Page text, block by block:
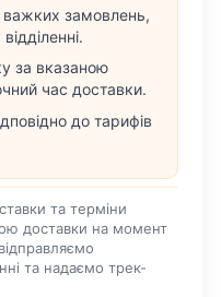
замовлень,
за вказаною
час доставки.
до тарифів
та терміни
доставки на момент
та надаємо трек-